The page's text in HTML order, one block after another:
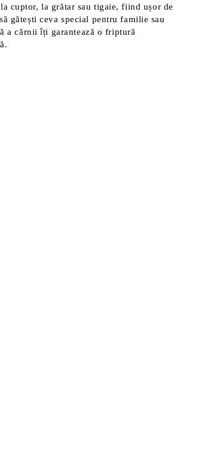
cuptor, la grătar sau tigaie, fiind ușor de
gătești ceva special pentru familie sau
a cărnii îți garantează o friptură